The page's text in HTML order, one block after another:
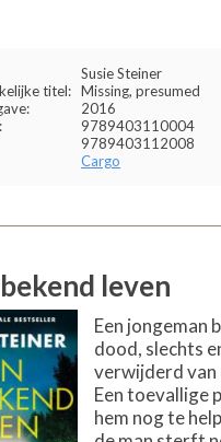
Susie Steiner
titel: Missing, presumed
2016
9789403110004
9789403112008
Cargo
leven
Een jongeman
dood, slechts
verwijderd van
Een toevallige
hem nog te